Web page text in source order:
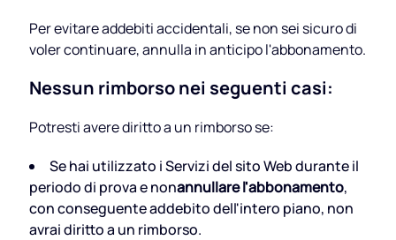
Per evitare addebiti accidentali, se non sei sicuro di
voler continuare, annulla in anticipo l'abbonamento.
Nessun rimborso nei seguenti casi:
Potresti avere diritto a un rimborso se:
Se hai utilizzato i Servizi del sito Web durante il
periodo di prova e nonannullare l'abbonamento,
con conseguente addebito dell'intero piano, non
avrai diritto a un rimborso.